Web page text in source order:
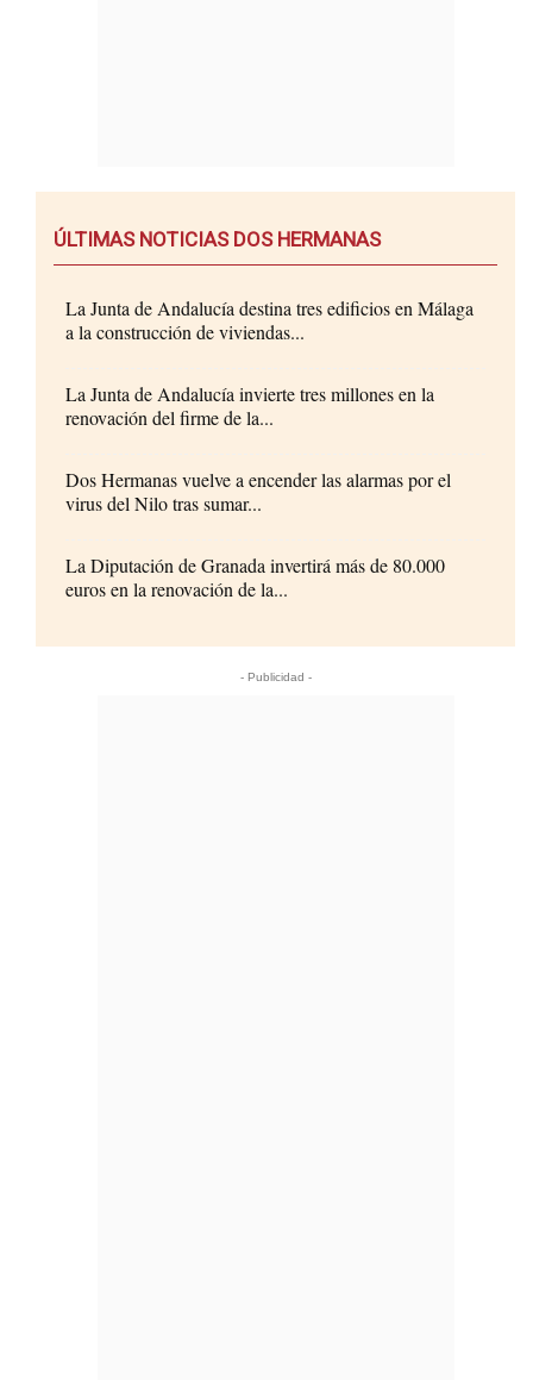
ÚLTIMAS NOTICIAS DOS HERMANAS
La Junta de Andalucía destina tres edificios en Málaga
a la construcción de viviendas...
La Junta de Andalucía invierte tres millones en la
renovación del firme de la...
Dos Hermanas vuelve a encender las alarmas por el
virus del Nilo tras sumar...
La Diputación de Granada invertirá más de 80.000
euros en la renovación de la...
- Publicidad -